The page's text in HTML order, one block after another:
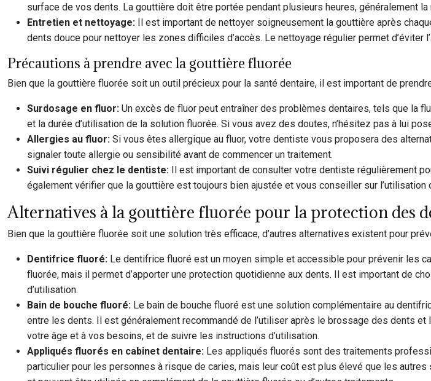
surface de vos dents. La gouttière doit être portée pendant plusieurs heures, généralement
Entretien et nettoyage: Il est important de nettoyer soigneusement la gouttière après
dents douce pour nettoyer les zones difficiles d’accès. Le nettoyage régulier permet
Précautions à prendre avec la gouttière fluorée
Bien que la gouttière fluorée soit un outil précieux pour la santé dentaire, il est important de
Surdosage en fluor: Un excès de fluor peut entraîner des problèmes dentaires, tels que la
et la durée d’utilisation de la solution fluorée. Si vous avez des doutes, n’hésitez pas à lui
Allergies au fluor: Si vous êtes allergique au fluor, votre dentiste vous proposera des
signaler toute allergie ou sensibilité avant de commencer un traitement.
Suivi régulier chez le dentiste: Il est important de consulter votre dentiste régulièrement
également vérifier que la gouttière est toujours bien ajustée et vous conseiller sur l’utilisation
Alternatives à la gouttière fluorée pour la protection des
Bien que la gouttière fluorée soit une solution très efficace, d’autres alternatives existent pour
Dentifrice fluoré: Le dentifrice fluoré est un moyen simple et accessible pour prévenir les
fluorée, mais il permet d’apporter une protection quotidienne aux dents. Il est important de
d’utilisation.
Bain de bouche fluoré: Le bain de bouche fluoré est une solution complémentaire au
entre les dents. Il est généralement recommandé de l’utiliser après le brossage des dents
votre âge et à vos besoins, et de suivre les instructions d’utilisation.
Appliqués fluorés en cabinet dentaire: Les appliqués fluorés sont des traitements
particulier pour les personnes à risque de caries, mais leur coût est plus élevé que les